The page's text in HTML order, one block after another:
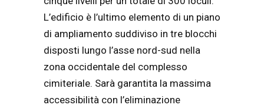
L’edificio è l’ultimo elemento di un piano
di ampliamento suddiviso in tre blocchi
disposti lungo l’asse nord-sud nella
zona occidentale del complesso
cimiteriale. Sarà garantita la massima
accessibilità con l’eliminazione